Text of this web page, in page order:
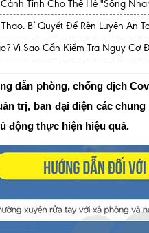
Tỉnh Cho Thế Hệ "Sống
Bí Quyết Để Rèn Luyện An
Vì Sao Cần Kiểm Tra Nguy Cơ
dẫn phòng, chống dịch
trị, ban đại diện các
động thực hiện hiệu quả.